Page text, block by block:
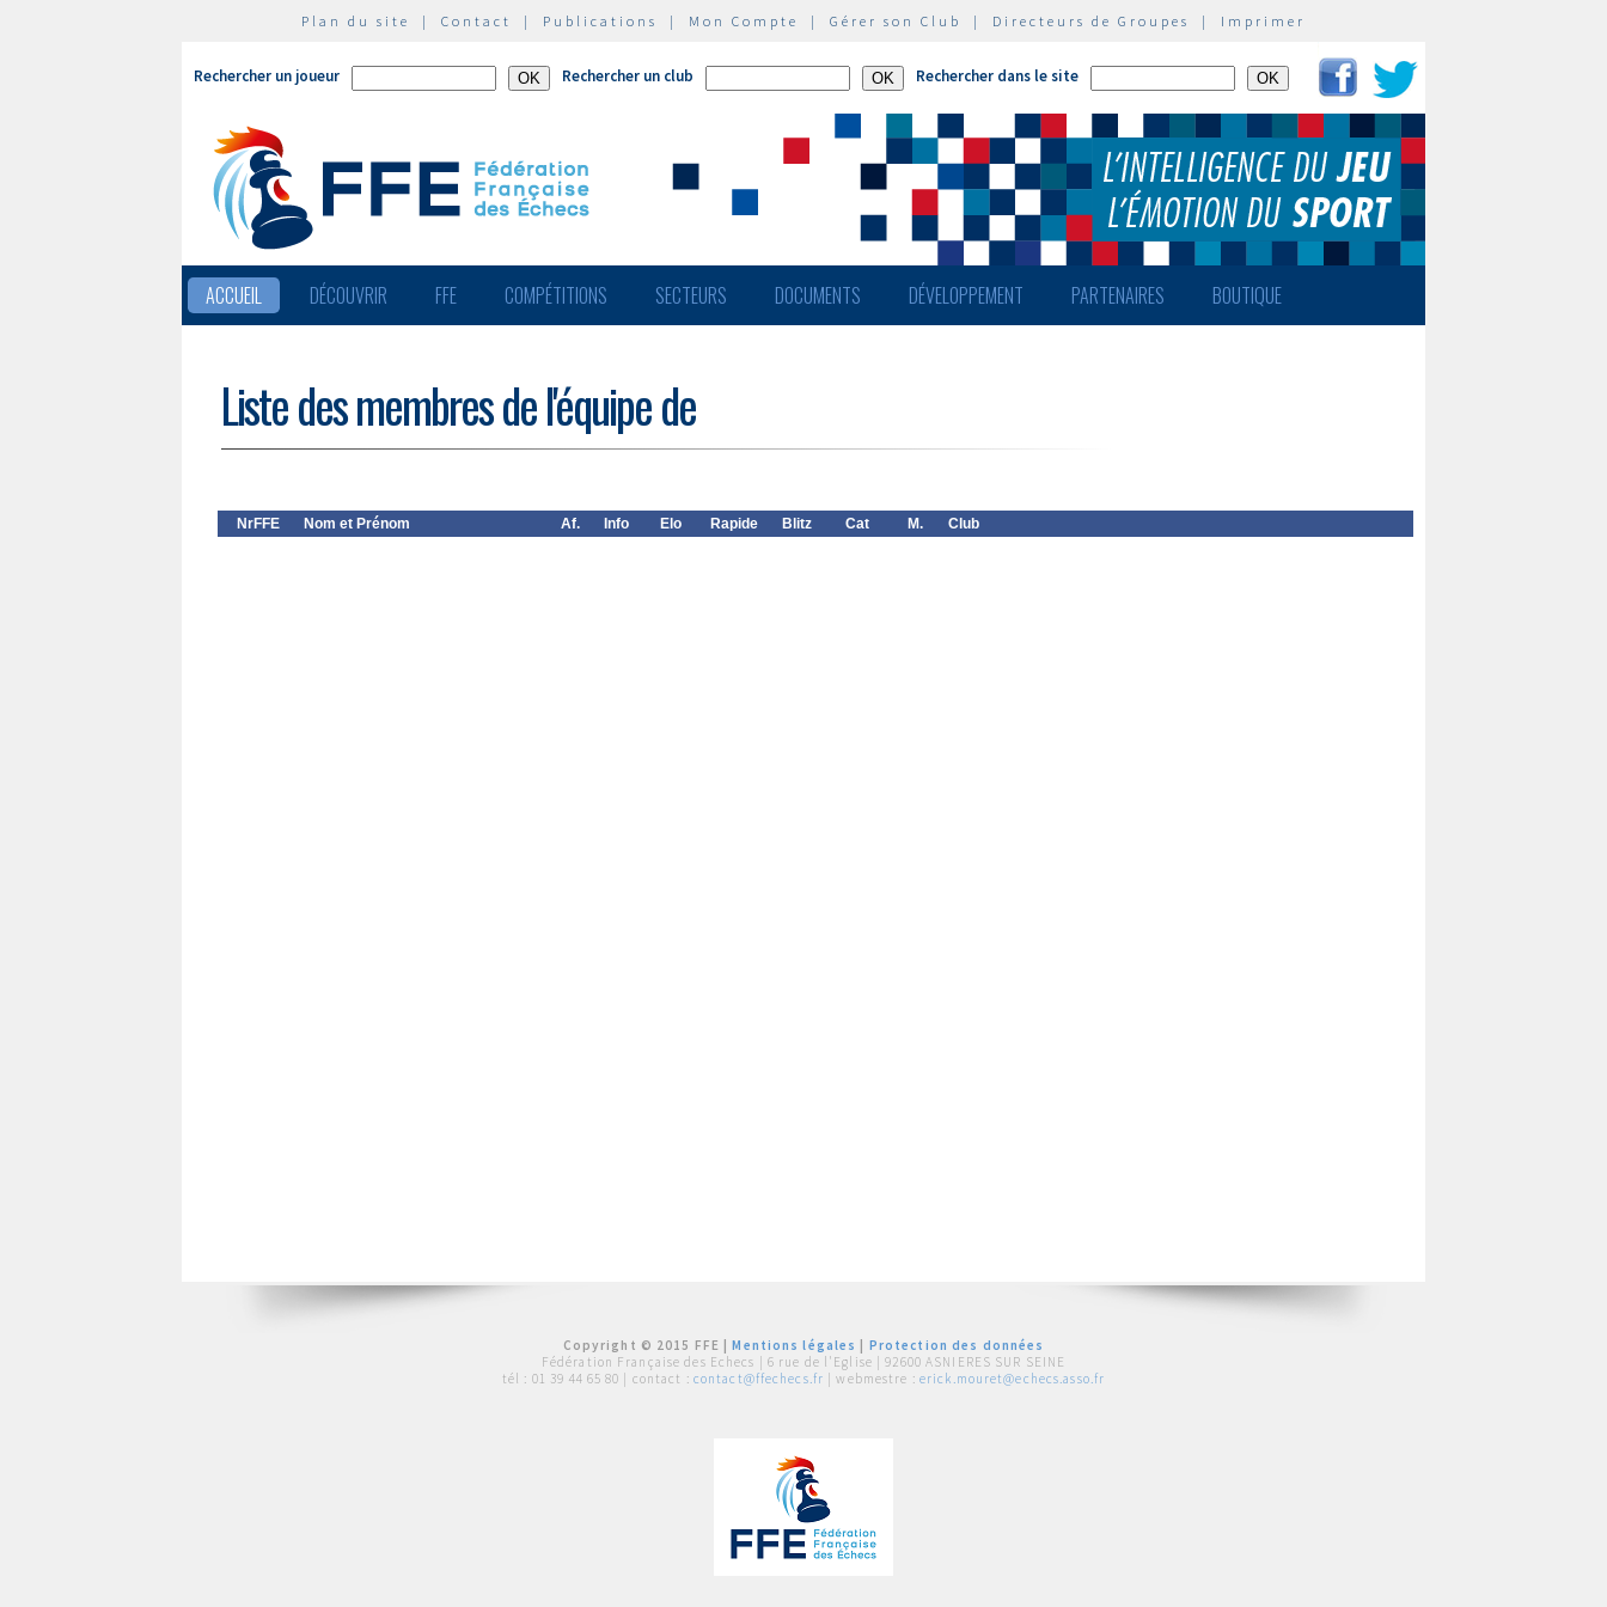
Plan du site | Contact | Publications | Mon Compte | Gérer son Club | Directeurs de Groupes | Imprimer
Rechercher un joueur Rechercher un club Rechercher dans le site
ACCUEIL DÉCOUVRIR FFE COMPÉTITIONS SECTEURS DOCUMENTS DÉVELOPPEMENT PARTENAIRES BOUTIQUE
Liste des membres de l'équipe de
NrFFE Nom et Prénom Af. Info Elo Rapide Blitz Cat M. Club
Copyright © 2015 FFE |Mentions légales
Protection des données
Fédération Française des Echecs | 6 rue de l'Eglise | 92600 ASNIERES SUR SEINE
tél : 01 39 44 65 80 | contact : contact@ffechecs.fr | webmestre : erick.mouret@echecs.asso.fr